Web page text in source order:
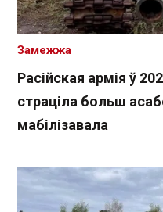
Расійская армія ў
страціла больш
мабілізавала
Замежжа